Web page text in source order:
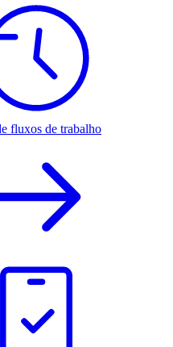
fluxos de trabalho